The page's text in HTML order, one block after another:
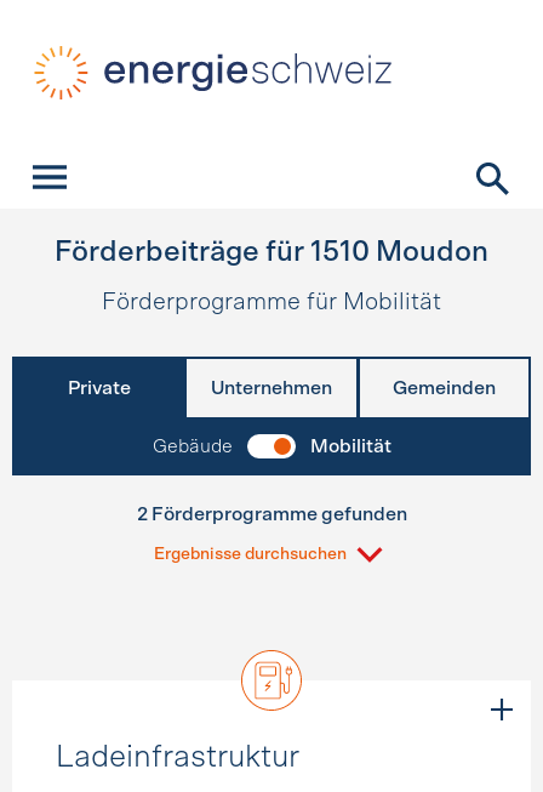
Förderbeiträge für 1510 Moudon
Förderprogramme für Mobilität
Private Unternehmen Gemeinden
Gebäude Mobilität
2 Förderprogramme gefunden
Ergebnisse durchsuchen
Ladeinfrastruktur